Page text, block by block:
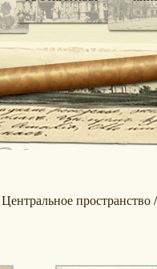
Центральное пространство/